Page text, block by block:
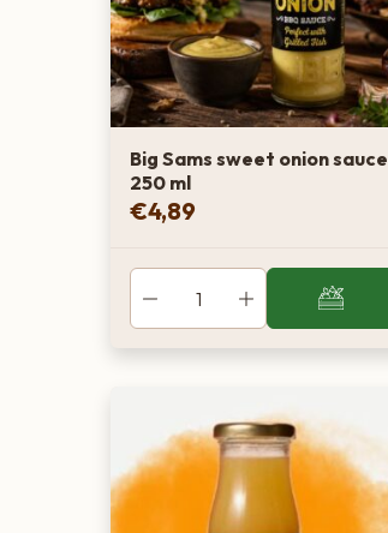
Big Sams sweet onion sauce
250 ml
€4,89